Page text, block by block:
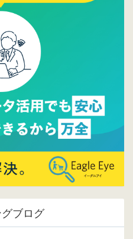
充し、サイトリニューアル
ウレコンFacebook
を開設しました。詳細は
リリースしました。
ブログ